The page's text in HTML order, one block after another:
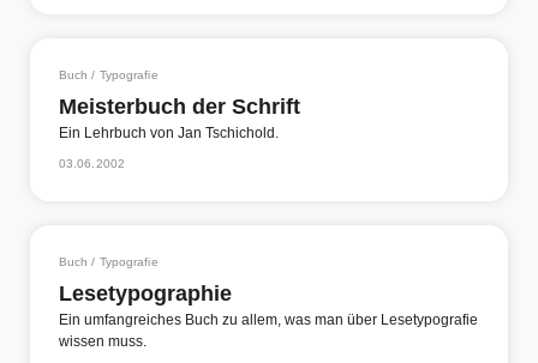
Buch / Typografie
Meisterbuch der Schrift
Ein Lehrbuch von Jan Tschichold.
03.06.2002
Buch / Typografie
Lesetypographie
Ein umfangreiches Buch zu allem, was man über Lesetypografie
wissen muss.